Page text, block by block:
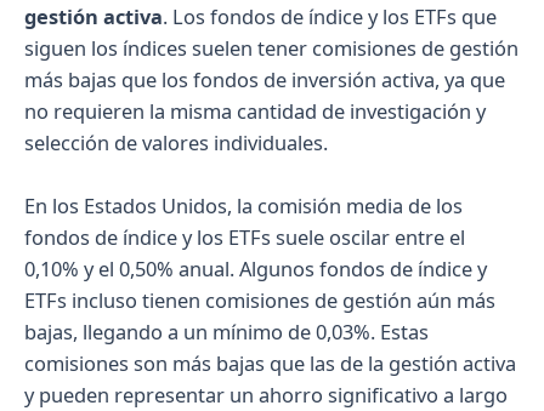
gestión activa. Los fondos de índice y los ETFs que
siguen los índices suelen tener comisiones de gestión
más bajas que los fondos de inversión activa, ya que
no requieren la misma cantidad de investigación y
selección de valores individuales.
En los Estados Unidos, la comisión media de los
fondos de índice y los ETFs suele oscilar entre el
0,10% y el 0,50% anual. Algunos fondos de índice y
ETFs incluso tienen comisiones de gestión aún más
bajas, llegando a un mínimo de 0,03%. Estas
comisiones son más bajas que las de la gestión activa
y pueden representar un ahorro significativo a largo